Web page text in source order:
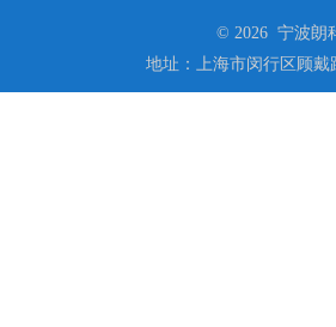
© 2026 宁波朗
地址：上海市闵行区顾